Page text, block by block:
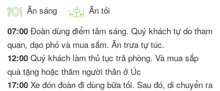
Ăn sáng Ăn tối
07:00 Đoàn dùng điểm tâm sáng. Quý khách tự do tham
quan, dạo phố và mua sắm. Ăn trưa tự túc.
12:00 Quý khách làm thủ tục trả phòng. Và mua sắp
quà tặng hoặc thăm người thân ở Úc
17:00 Xe đón đoàn đi dùng bữa tối. Sau đó, di chuyển ra